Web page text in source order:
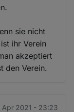
sie nicht
ihr Verein
akzeptiert
den Verein.
Apr 2021 - 23:23